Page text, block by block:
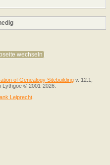
wechseln
of Genealogy Sitebuilding v. 12.1,
© 2001-2026.
Leiprecht.